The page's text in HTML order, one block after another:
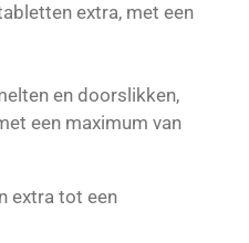
extra, met een
en doorslikken,
een maximum van
extra tot een